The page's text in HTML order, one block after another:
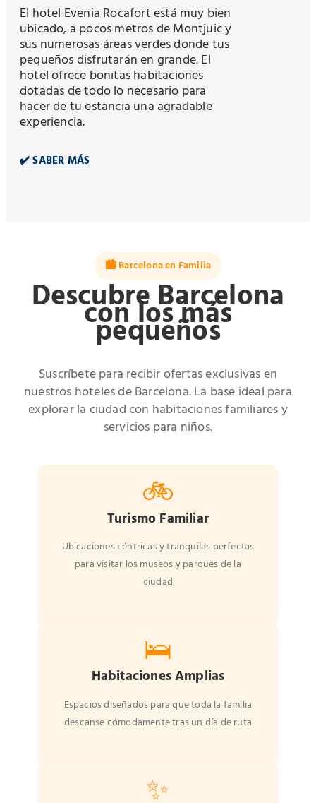
El hotel Evenia Rocafort está muy bien
ubicado, a pocos metros de Montjuic y
sus numerosas áreas verdes donde tus
pequeños disfrutarán en grande. El
hotel ofrece bonitas habitaciones
dotadas de todo lo necesario para
hacer de tu estancia una agradable
experiencia.
✔️ SABER MÁS
🏙️ Barcelona en Familia
Descubre Barcelona
con los más
pequeños
Suscríbete para recibir ofertas exclusivas en
nuestros hoteles de Barcelona. La base ideal para
explorar la ciudad con habitaciones familiares y
servicios para niños.
🚲
Turismo Familiar
Ubicaciones céntricas y tranquilas perfectas
para visitar los museos y parques de la
ciudad
🛌
Habitaciones Amplias
Espacios diseñados para que toda la familia
descanse cómodamente tras un día de ruta
✨